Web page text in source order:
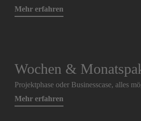
Mehr erfahren
Wochen &
Projektphase oder Businesscase, alles
Mehr erfahren